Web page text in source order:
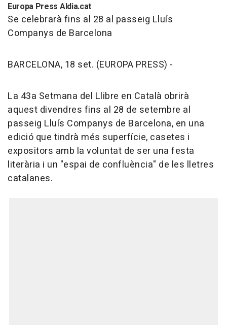
Europa Press Aldia.cat
Se celebrarà fins al 28 al passeig Lluís
Companys de Barcelona
BARCELONA, 18 set. (EUROPA PRESS) -
La 43a Setmana del Llibre en Català obrirà
aquest divendres fins al 28 de setembre al
passeig Lluís Companys de Barcelona, en una
edició que tindrà més superfície, casetes i
expositors amb la voluntat de ser una festa
literària i un "espai de confluència" de les lletres
catalanes.